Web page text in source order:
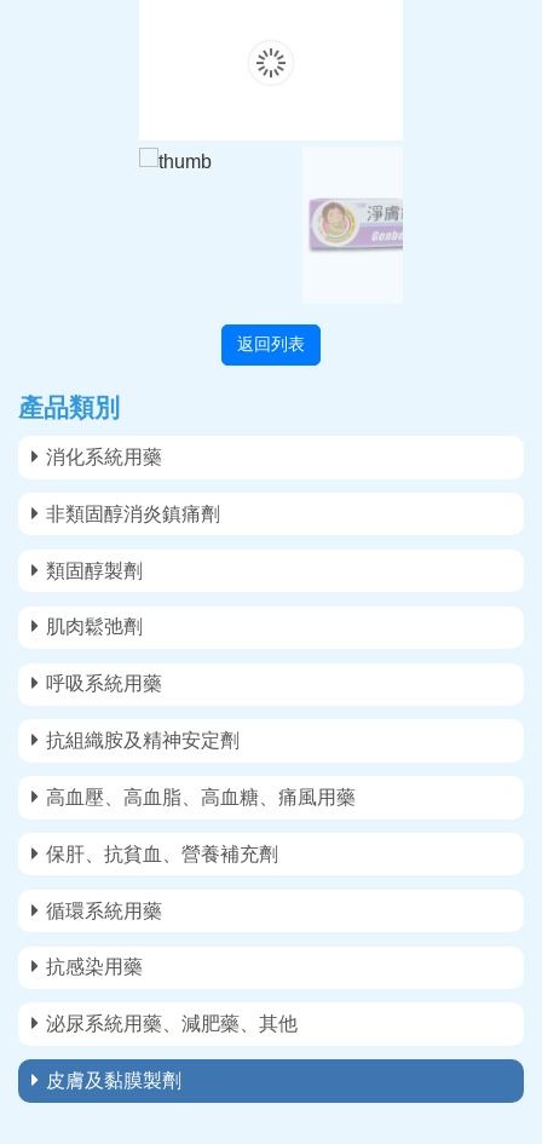
返回列表
產品類別
消化系統用藥
非類固醇消炎鎮痛劑
類固醇製劑
肌肉鬆弛劑
呼吸系統用藥
抗組織胺及精神安定劑
高血壓、高血脂、高血糖、痛風用藥
保肝、抗貧血、營養補充劑
循環系統用藥
抗感染用藥
泌尿系統用藥、減肥藥、其他
皮膚及黏膜製劑